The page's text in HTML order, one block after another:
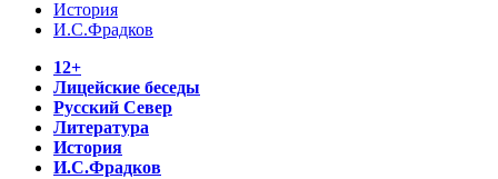
История
И.С.Фрадков
12+
Лицейские беседы
Русский Север
Литература
История
И.С.Фрадков